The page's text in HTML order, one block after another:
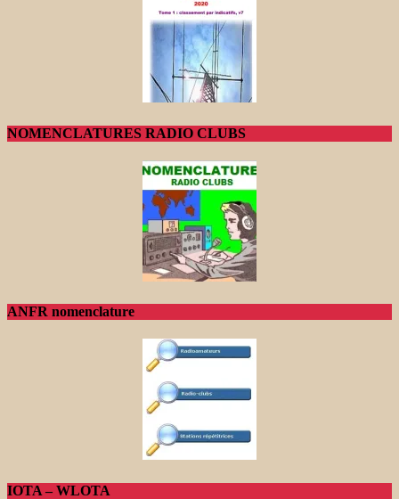
NOMENCLATURES RADIO CLUBS
ANFR nomenclature
IOTA – WLOTA